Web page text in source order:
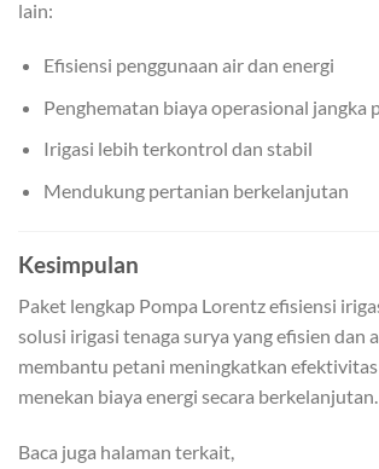
lain:
Efisiensi penggunaan air dan energi
Penghematan biaya operasional jangka
Irigasi lebih terkontrol dan stabil
Mendukung pertanian berkelanjutan
Kesimpulan
Paket lengkap Pompa Lorentz efisiensi
solusi irigasi tenaga surya yang efisien dan
membantu petani meningkatkan
menekan biaya energi secara berkelanjutan.
Baca juga halaman terkait,